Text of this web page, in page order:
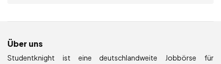
Über uns
Studentknight ist eine deutschlandweite Jobbörse für